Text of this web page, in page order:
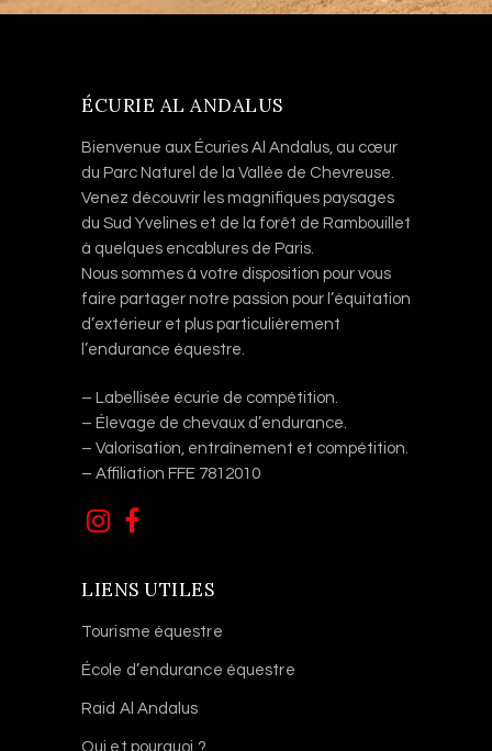
ÉCURIE AL ANDALUS
Bienvenue aux Écuries Al Andalus, au cœur
du Parc Naturel de la Vallée de Chevreuse.
Venez découvrir les magnifiques paysages
du Sud Yvelines et de la forêt de Rambouillet
à quelques encablures de Paris.
Nous sommes à votre disposition pour vous
d’extérieur et plus particulièrement
l’endurance équestre.
– Labellisée écurie de compétition.
– Valorisation, entraînement et compétition.
LIENS UTILES
Tourisme équestre
École d’endurance équestre